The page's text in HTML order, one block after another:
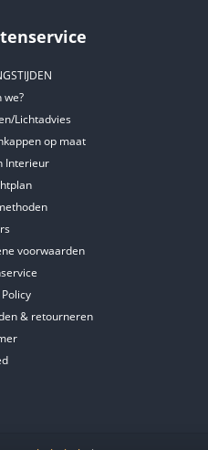
we?
Lichtadvies
op maat
Interieur
voorwaarden
& retourneren